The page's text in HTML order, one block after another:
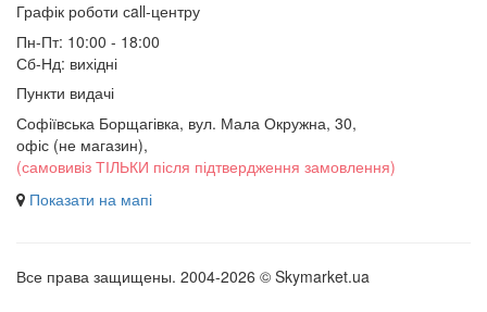
Графік роботи сall-центру
Пн-Пт: 10:00 - 18:00
Сб-Нд: вихідні
Пункти видачі
Софіївська Борщагівка, вул. Мала Окружна, 30,
офіс (не магазин),
(самовивіз ТІЛЬКИ після підтвердження замовлення)
Показати на мапі
Все права защищены. 2004-2026 © Skymarket.ua